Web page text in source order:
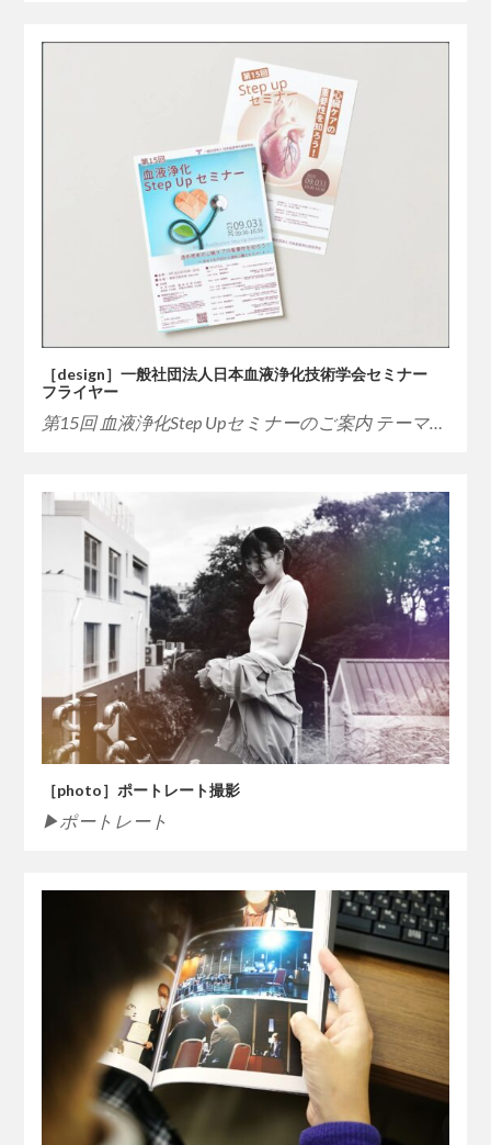
［design］一般社団法人日本血液浄化技術学会セミナー
フライヤー
第15回 血液浄化Step Upセミナーのご案内 テーマ…
［photo］ポートレート撮影
▶ポートレート